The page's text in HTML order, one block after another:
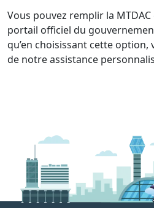
Vous pouvez remplir la
portail officiel du
qu’en choisissant cette option,
de notre assistance